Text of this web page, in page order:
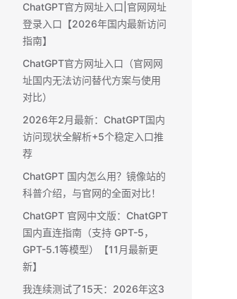
ChatGPT官方网址入口|官网网址
登录入口【2026年国内最新访问
指南】
ChatGPT官方网址入口（官网网
址国内无法访问替代方案与使用
对比）
2026年2月最新：ChatGPT国内
访问现状全解析+5个稳定入口推
荐
ChatGPT 国内怎么用？镜像站的
科普介绍，与官网的全面对比！
ChatGPT 官网中文版：ChatGPT
国内直连指南（支持 GPT-5，
GPT-5.1等模型）【11月最新更
新】
我连续测试了15天：2026年这3